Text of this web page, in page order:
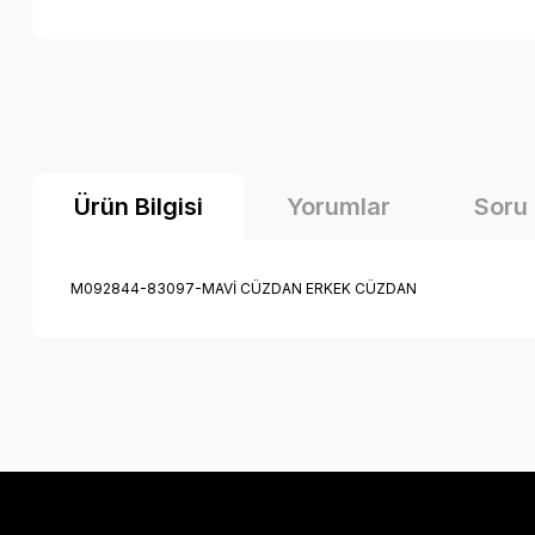
Ürün Bilgisi Yorumlar Soru
M092844-83097-MAVİ CÜZDAN ERKEK CÜZDAN
Ürün resmi kalitesiz, bozuk veya görüntülenemiyor.